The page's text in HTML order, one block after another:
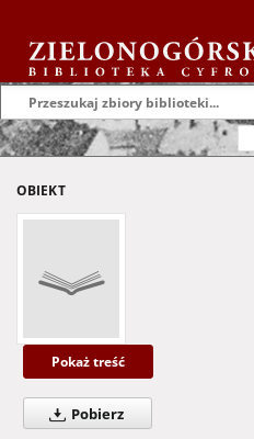
OBIEKT
Pokaż treść
Pobierz